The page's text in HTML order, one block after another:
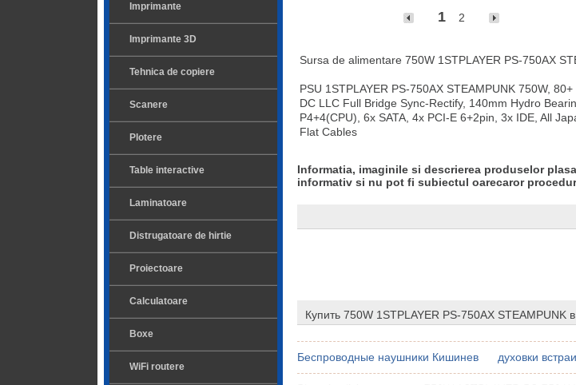
Imprimante
Imprimante 3D
Tehnica de copiere
Scanere
Plotere
Table interactive
Laminatoare
Distrugatoare de hirtie
Proiectoare
Calculatoare
Boxe
WiFi routere
1 2
Sursa de alimentare 750W 1STPLAYER PS-750AX
PSU 1STPLAYER PS-750AX STEAMPUNK 750W,
DC LLC Full Bridge Sync-Rectify, 140mm Hydro
P4+4(CPU), 6x SATA, 4x PCI-E 6+2pin, 3x IDE, All
Flat Cables
Informatia, imaginile si descrierea produselor
informativ si nu pot fi subiectul oarecaror
Купить 750W 1STPLAYER PS-750AX STEAMPUNK
Беспроводные наушники Кишинев духовки